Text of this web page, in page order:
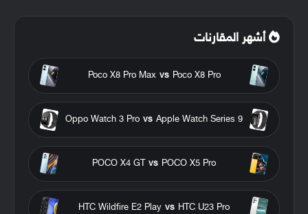
أشهر المقارنات
Poco X8 Pro
vs
Poco X8 Pro Max
Apple Watch Series 9
vs
Oppo Watch 3 Pro
POCO X5 Pro
vs
POCO X4 GT
HTC U23 Pro
vs
HTC Wildfire E2 Play